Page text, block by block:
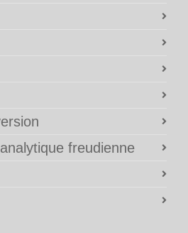
freudienne